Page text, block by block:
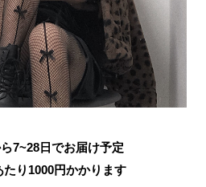
7~28日でお届け予定
り 1000円かかります